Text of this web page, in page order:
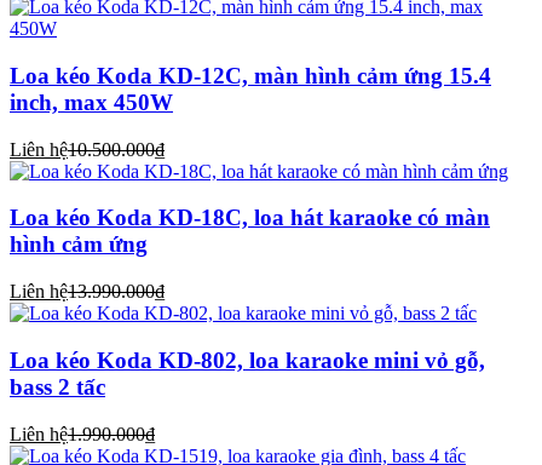
Loa kéo Koda KD-12C, màn hình cảm ứng 15.4
inch, max 450W
Liên hệ10.500.000₫
Loa kéo Koda KD-18C, loa hát karaoke có màn
hình cảm ứng
Liên hệ13.990.000₫
Loa kéo Koda KD-802, loa karaoke mini vỏ gỗ,
bass 2 tấc
Liên hệ1.990.000₫